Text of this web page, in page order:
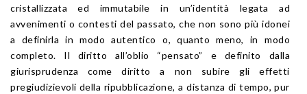
cristallizzata ed immutabile in un’identità legata ad
avvenimenti o contesti del passato, che non sono più idonei
a definirla in modo autentico o, quanto meno, in modo
completo. Il diritto all’oblio “pensato” e definito dalla
giurisprudenza come diritto a non subire gli effetti
pregiudizievoli della ripubblicazione, a distanza di tempo, pur